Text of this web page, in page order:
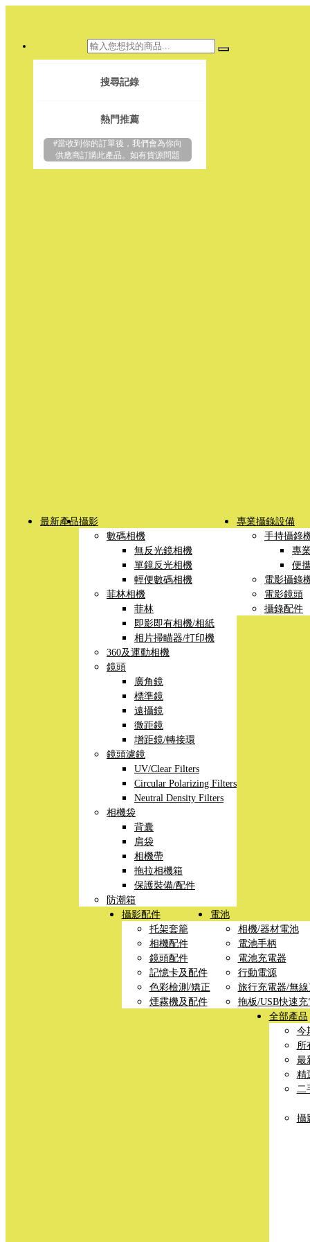
搜尋記錄
熱門推薦
#當收到你的訂單後，我們會為你向
供應商訂購此產品。如有貨源問題
最新產品攝影
數碼相機
無反光鏡相機
單鏡反光相機
輕便數碼相機
菲林相機
菲林
即影即有相機/相紙
相片掃瞄器/打印機
360及運動相機
鏡頭
廣角鏡
標準鏡
遠攝鏡
微距鏡
增距鏡/轉接環
鏡頭濾鏡
UV/Clear Filters
Circular Polarizing Filters
Neutral Density Filters
相機袋
背囊
肩袋
相機帶
拖拉相機箱
保護裝備/配件
防潮箱
專業攝錄設備
手持攝錄
專
便
電影攝錄
電影鏡頭
攝錄配件
攝影配件
托架套籠
相機配件
鏡頭配件
記憶卡及配件
色彩檢測/矯正
煙霧機及配件
電池
相機/器材電池
電池手柄
電池充電器
行動電源
旅行充電器/無
拖板/USB快速充
全部產品
今
所
最
精
二
攝